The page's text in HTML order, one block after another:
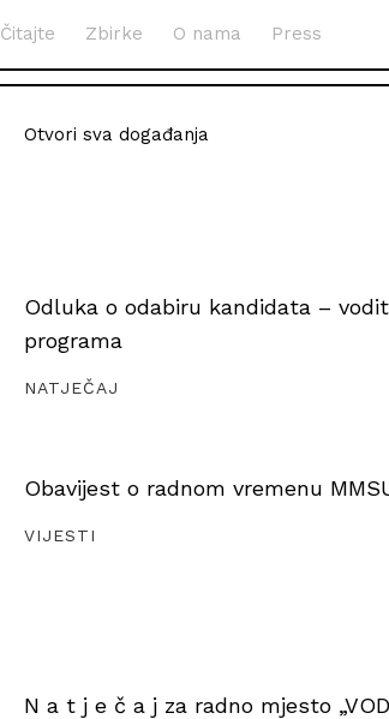
Čitajte Zbirke O nama Press
Otvori sva događanja
Odluka o odabiru kandidata –
programa
NATJEČAJ
Obavijest o radnom vremenu
VIJESTI
N a t j e č a j za radno mjesto